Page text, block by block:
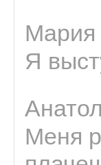
Мария
Я
Меня